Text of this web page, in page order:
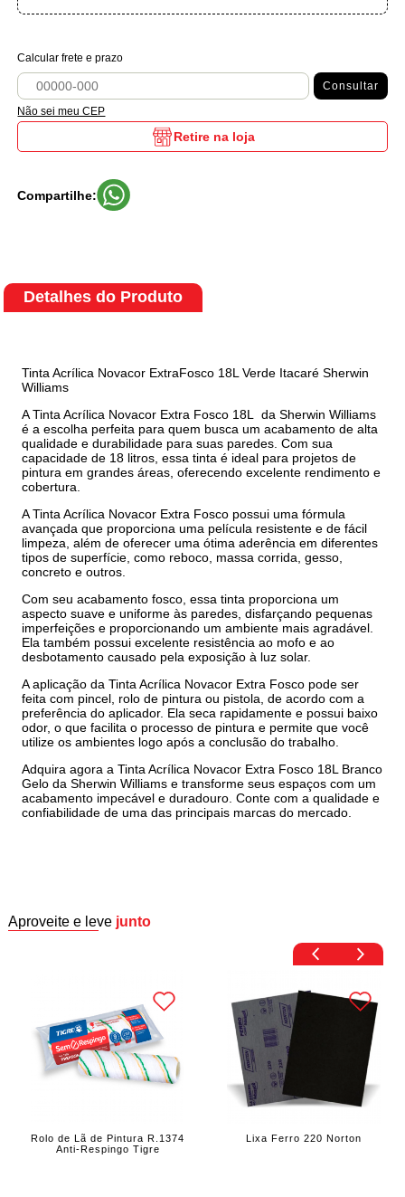
Calcular frete e prazo
Consultar
Não sei meu CEP
Retire na loja
Compartilhe:
Detalhes do Produto
Tinta Acrílica Novacor ExtraFosco 18L Verde Itacaré Sherwin
Williams
A Tinta Acrílica Novacor Extra Fosco 18L da Sherwin Williams
é a escolha perfeita para quem busca um acabamento de alta
qualidade e durabilidade para suas paredes. Com sua
capacidade de 18 litros, essa tinta é ideal para projetos de
pintura em grandes áreas, oferecendo excelente rendimento e
cobertura.
A Tinta Acrílica Novacor Extra Fosco possui uma fórmula
avançada que proporciona uma película resistente e de fácil
limpeza, além de oferecer uma ótima aderência em diferentes
tipos de superfície, como reboco, massa corrida, gesso,
concreto e outros.
Com seu acabamento fosco, essa tinta proporciona um
aspecto suave e uniforme às paredes, disfarçando pequenas
imperfeições e proporcionando um ambiente mais agradável.
Ela também possui excelente resistência ao mofo e ao
desbotamento causado pela exposição à luz solar.
A aplicação da Tinta Acrílica Novacor Extra Fosco pode ser
feita com pincel, rolo de pintura ou pistola, de acordo com a
preferência do aplicador. Ela seca rapidamente e possui baixo
odor, o que facilita o processo de pintura e permite que você
utilize os ambientes logo após a conclusão do trabalho.
Adquira agora a Tinta Acrílica Novacor Extra Fosco 18L Branco
Gelo da Sherwin Williams e transforme seus espaços com um
acabamento impecável e duradouro. Conte com a qualidade e
confiabilidade de uma das principais marcas do mercado.
Aproveite e leve junto
Rolo de Lã de Pintura R.1374
Anti-Respingo Tigre
Lixa Ferro 220 Norton